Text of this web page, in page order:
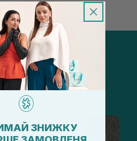
в Instagram
ЗНИЖКУ